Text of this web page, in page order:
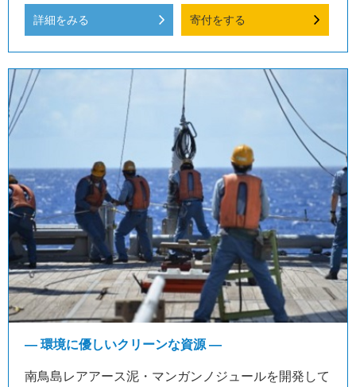
詳細をみる 寄付をする
― 環境に優しいクリーンな資源 ―
南鳥島レアアース泥・マンガンノジュールを開発して